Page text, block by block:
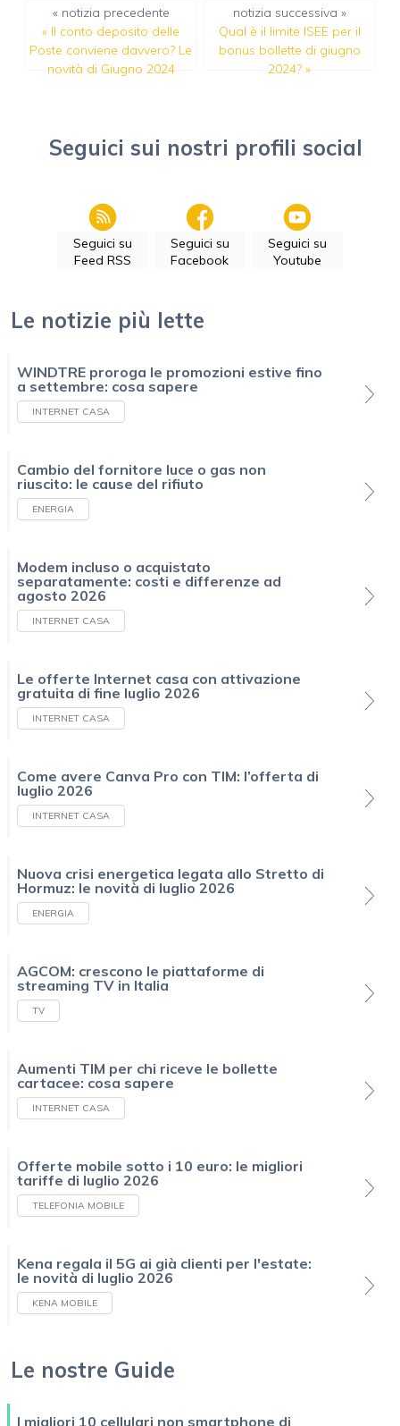
« notizia precedente
« Il conto deposito delle
Poste conviene davvero? Le
novità di Giugno 2024
notizia successiva »
Qual è il limite ISEE per il
bonus bollette di giugno
2024? »
Seguici sui nostri profili social
Seguici su
Feed RSS
Seguici su
Facebook
Seguici su
Youtube
Le notizie più lette
WINDTRE proroga le promozioni estive fino
a settembre: cosa sapere
INTERNET CASA
Cambio del fornitore luce o gas non
riuscito: le cause del rifiuto
ENERGIA
Modem incluso o acquistato
separatamente: costi e differenze ad
agosto 2026
INTERNET CASA
Le offerte Internet casa con attivazione
gratuita di fine luglio 2026
INTERNET CASA
Come avere Canva Pro con TIM: l’offerta di
luglio 2026
INTERNET CASA
Nuova crisi energetica legata allo Stretto di
Hormuz: le novità di luglio 2026
ENERGIA
AGCOM: crescono le piattaforme di
streaming TV in Italia
TV
Aumenti TIM per chi riceve le bollette
cartacee: cosa sapere
INTERNET CASA
Offerte mobile sotto i 10 euro: le migliori
tariffe di luglio 2026
TELEFONIA MOBILE
Kena regala il 5G ai già clienti per l'estate:
le novità di luglio 2026
KENA MOBILE
Le nostre Guide
I migliori 10 cellulari non smartphone di